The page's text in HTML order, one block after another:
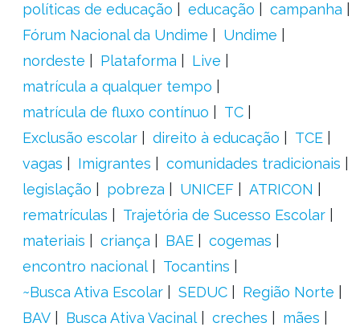
políticas de educação
educação
campanha
Fórum Nacional da Undime
Undime
nordeste
Plataforma
Live
matrícula a qualquer tempo
matrícula de fluxo contínuo
TC
Exclusão escolar
direito à educação
TCE
vagas
Imigrantes
comunidades tradicionais
legislação
pobreza UNICEF
ATRICON
rematrículas
Trajetória de Sucesso Escolar
materiais
criança BAE
cogemas
encontro nacional
Tocantins
~Busca Ativa Escolar
SEDUC
Região Norte
BAV
Busca Ativa Vacinal creches
mães